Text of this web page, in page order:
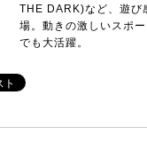
THE DARK)など、遊び
場。動きの激しいスポ
でも大活躍。